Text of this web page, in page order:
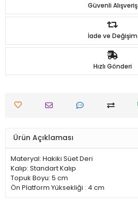
Güvenli Alışveriş
İade ve Değişim
Hızlı Gönderi
Ürün Açıklaması
Materyal: Hakiki Süet Deri
Kalıp: Standart Kalıp
Topuk Boyu: 5 cm
Ön Platform Yüksekliği : 4 cm